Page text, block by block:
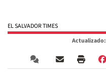
EL SALVADOR TIMES
Actualizado: